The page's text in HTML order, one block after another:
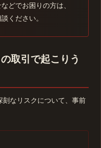
どでお困りの方は、
ください。
取引で起こりう
なリスクについて、事前